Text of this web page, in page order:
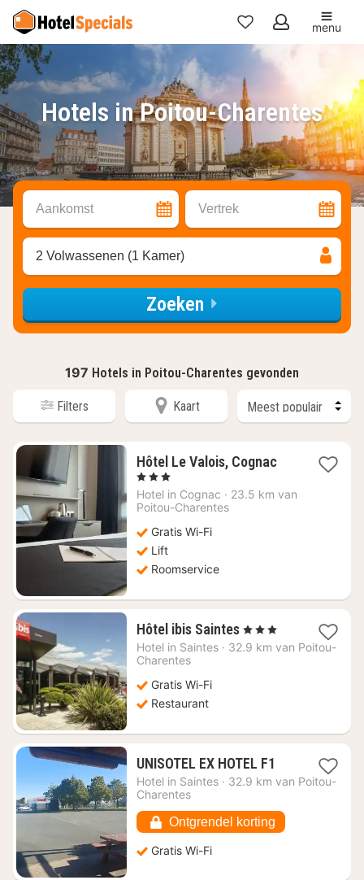
Mijn
favorieten
menu
Hotels in Poitou-Charentes
Aankomst Vertrek
2 Volwassenen (1 Kamer)
Zoeken
197 Hotels in Poitou-Charentes gevonden
Filters Kaart
Hôtel Le Valois, Cognac1
vanaf
, 3 Sterren
Hotel in Cognac · 23.5 km van
Poitou-Charentes
Gratis Wi-Fi
Lift
Roomservice
Hôtel ibis Saintes1
nacht
, 3 Sterren
Hotel in Saintes · 32.9 km van Poitou-
Charentes
Gratis Wi-Fi
Restaurant
UNISOTEL EX HOTEL F1
nacht
38,50
Hotel in Saintes · 32.9 km van Poitou-
Charentes
Ontgrendel korting
Gratis Wi-Fi